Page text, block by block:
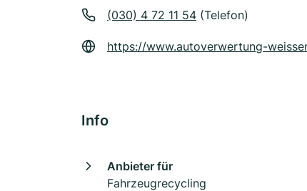
(030) 4 72 11 54 (Telefon)
https://www.autoverwertung-
Info
Anbieter für
Fahrzeugrecycling